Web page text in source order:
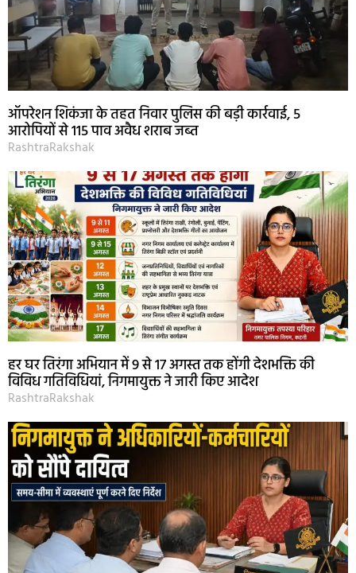
ऑपरेशन शिकंजा के तहत निवार पुलिस की बड़ी कार्रवाई, 5
आरोपियों से 115 पाव अवैध शराब जब्त
RashtraRakshak
हर घर तिरंगा अभियान में 9 से 17 अगस्त तक होंगी देशभक्ति की
विविध गतिविधियां, निगमायुक्त ने जारी किए आदेश
RashtraRakshak